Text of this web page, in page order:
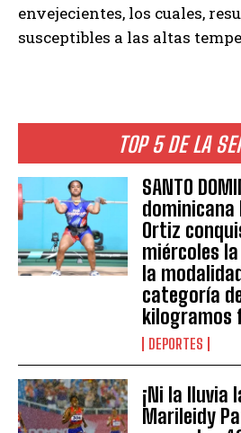
TOP 5 DE LA
SANTO
dominicana
Ortiz
miércoles
la
categoría
kilogramos
DEPORTES
¡Ni la lluvia
Marileidy
envejecientes, los cuales,
susceptibles a las altas